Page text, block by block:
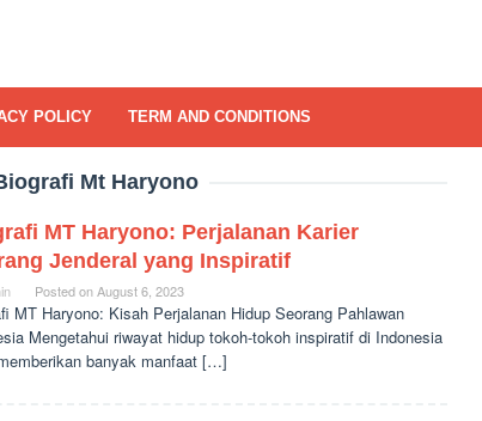
POLICY TERM AND CONDITIONS
Mt Haryono
MT Haryono: Perjalanan Karier
Jenderal yang Inspiratif
Posted onAugust 6, 2023
MT Haryono: Kisah Perjalanan Hidup Seorang Pahlawan
Mengetahui riwayat hidup tokoh-tokoh inspiratif di Indonesia
banyak manfaat […]